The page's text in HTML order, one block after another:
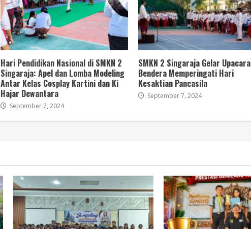
Hari Pendidikan Nasional di SMKN 2
Singaraja: Apel dan Lomba Modeling
Antar Kelas Cosplay Kartini dan Ki
Hajar Dewantara
September 7, 2024
SMKN 2 Singaraja Gelar Upacara
Bendera Memperingati Hari
Kesaktian Pancasila
September 7, 2024